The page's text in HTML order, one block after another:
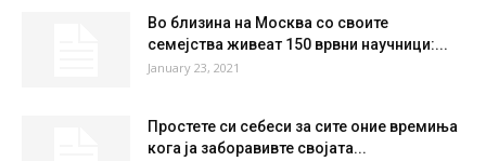
Во близина на Москва со своите
семејства живеат 150 врвни научници:...
January 23, 2021
Простете си себеси за сите оние времиња
кога ја заборавивте својата...